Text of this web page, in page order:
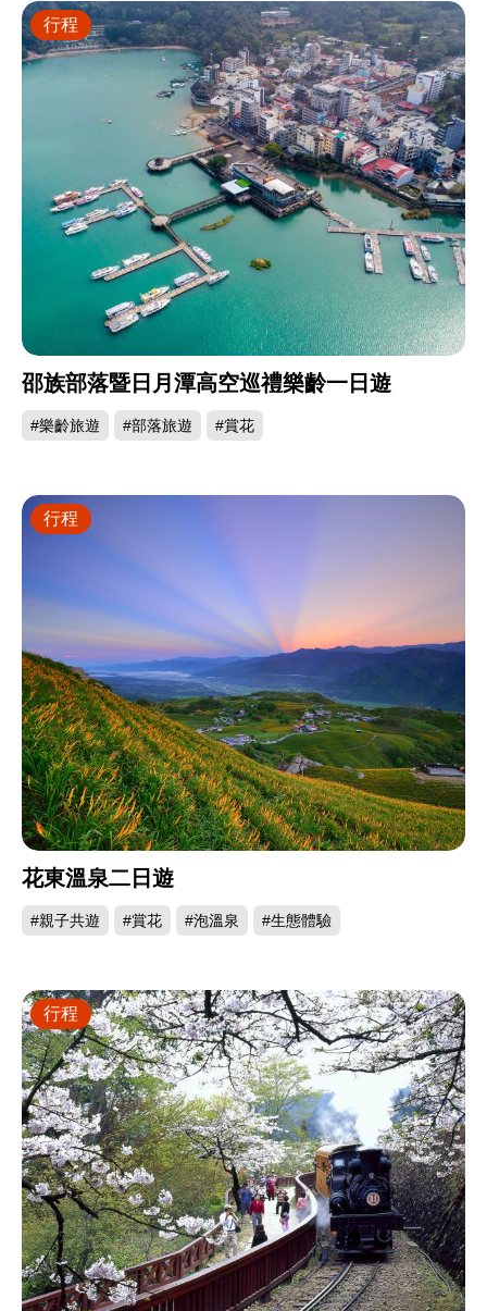
邵族部落暨日月潭高空巡禮樂齡一日遊
#樂齡旅遊 #部落旅遊 #賞花
行程
花東溫泉二日遊
#親子共遊 #賞花 #泡溫泉 #生態體驗
行程
行程